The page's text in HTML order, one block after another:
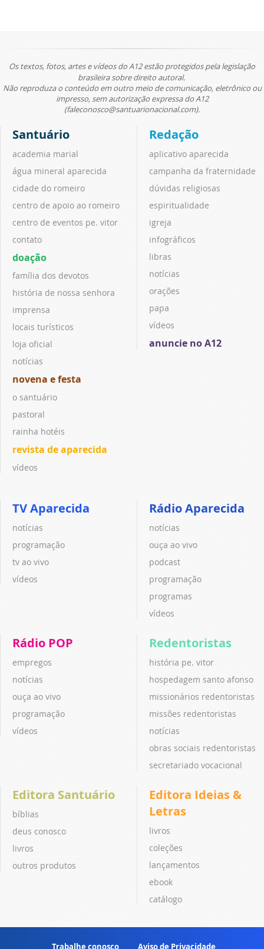
Os textos, fotos, artes e vídeos do A12 estão protegidos pela legislação
brasileira sobre direito autoral.
Não reproduza o conteúdo em outro meio de comunicação, eletrônico ou
impresso, sem autorização expressa do A12
(faleconosco@santuarionacional.com).
Santuário
academia marial
água mineral aparecida
cidade do romeiro
centro de apoio ao romeiro
centro de eventos pe. vitor
contato
doação
família dos devotos
história de nossa senhora
imprensa
locais turísticos
loja oficial
notícias
novena e festa
o santuário
pastoral
rainha hotéis
revista de aparecida
vídeos
Redação
aplicativo aparecida
campanha da fraternidade
dúvidas religiosas
espiritualidade
igreja
infográficos
libras
notícias
orações
papa
vídeos
anuncie no A12
TV Aparecida
notícias
programação
tv ao vivo
vídeos
Rádio Aparecida
notícias
ouça ao vivo
podcast
programação
programas
vídeos
Rádio POP
empregos
notícias
ouça ao vivo
programação
vídeos
Redentoristas
história pe. vitor
hospedagem santo afonso
missionários redentoristas
missões redentoristas
notícias
obras sociais redentoristas
secretariado vocacional
Editora Santuário
bíblias
deus conosco
livros
outros produtos
Editora Ideias &
Letras
livros
coleções
lançamentos
ebook
catálogo
Trabalhe conosco Aviso de Privacidade